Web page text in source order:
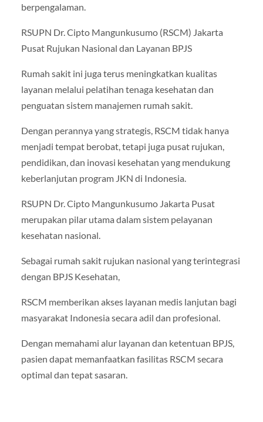
berpengalaman.
RSUPN Dr. Cipto Mangunkusumo (RSCM) Jakarta
Pusat Rujukan Nasional dan Layanan BPJS
Rumah sakit ini juga terus meningkatkan kualitas
layanan melalui pelatihan tenaga kesehatan dan
penguatan sistem manajemen rumah sakit.
Dengan perannya yang strategis, RSCM tidak hanya
menjadi tempat berobat, tetapi juga pusat rujukan,
pendidikan, dan inovasi kesehatan yang mendukung
keberlanjutan program JKN di Indonesia.
RSUPN Dr. Cipto Mangunkusumo Jakarta Pusat
merupakan pilar utama dalam sistem pelayanan
kesehatan nasional.
Sebagai rumah sakit rujukan nasional yang terintegrasi
dengan BPJS Kesehatan,
RSCM memberikan akses layanan medis lanjutan bagi
masyarakat Indonesia secara adil dan profesional.
Dengan memahami alur layanan dan ketentuan BPJS,
pasien dapat memanfaatkan fasilitas RSCM secara
optimal dan tepat sasaran.